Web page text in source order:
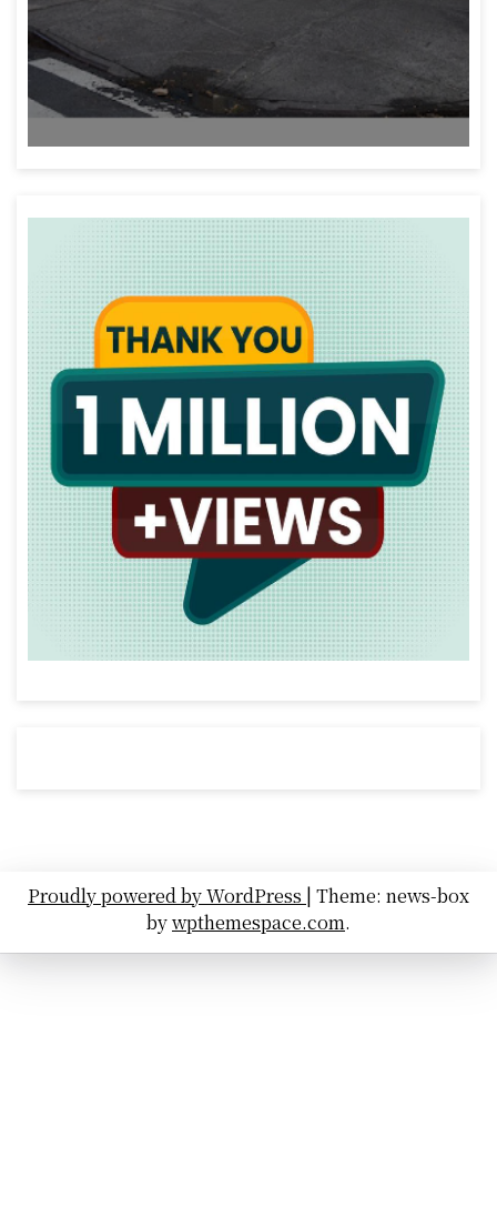
Proudly powered by WordPress | Theme: news-box
bywpthemespace.com.